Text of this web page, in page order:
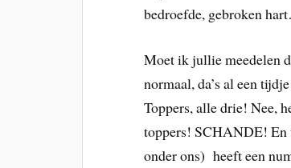
bedroefde, gebroken
Moet ik jullie meedelen
normaal, da’s al een
Toppers, alle drie! Nee,
toppers! SCHANDE! En
onder ons) heeft een